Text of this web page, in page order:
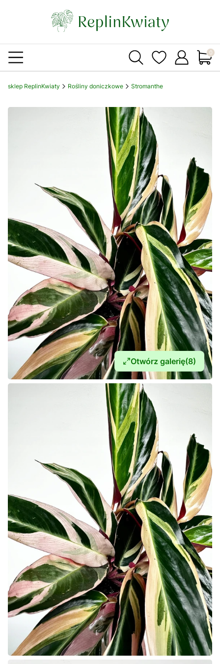
sklep ReplinKwiaty Rośliny doniczkowe Stromanthe
Otwórz galerię(8)